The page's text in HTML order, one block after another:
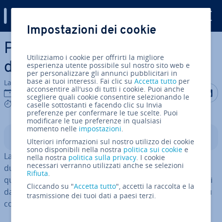
Vai al contenuto prin­ci­pa­le
Pandas per Python: unione di
dataframe con merge()
La redazione di IONOS
16 giu 2025
5 mins
Condividi
Indice
La funzione DataFrame.merge() di Pandas serve a unire
due DataFrame uti­liz­zan­do chiavi condivise (keys). In
questo modo è possibile combinare in modo ef­fi­cien­te i
dati pro­ve­nien­ti da diverse fonti per eseguire analisi più
complete.
Impostazioni dei cookie
Utilizziamo i cookie per offrirti la migliore
esperienza utente possibile sul nostro sito web e
per personalizzare gli annunci pubblicitari in
base ai tuoi interessi. Fai clic suAccetta tutto per
acconsentire all'uso di tutti i cookie. Puoi anche
scegliere quali cookie consentire selezionando le
caselle sottostanti e facendo clic su Invia
preferenze per confermare le tue scelte. Puoi
modificare le tue preferenze in qualsiasi
momento nelle impostazioni.
Ulteriori informazioni sul nostro utilizzo dei cookie
sono disponibili nella nostra politica sui cookie e
nella nostra politica sulla privacy. I cookie
necessari verranno utilizzati anche se selezioni
Rifiuta.
Cliccando su "Accetta tutto", accetti la raccolta e la
trasmissione dei tuoi dati a paesi terzi.